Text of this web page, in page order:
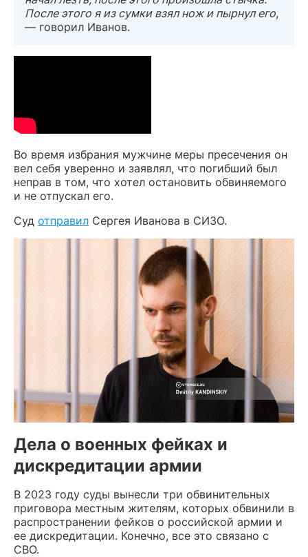
После этого я из сумки взял нож и пырнул его,
— говорил Иванов.
Во время избрания мужчине меры пресечения он
вел себя уверенно и заявлял, что погибший был
неправ в том, что хотел остановить обвиняемого
и не отпускал его.
Суд отправил Сергея Иванова в СИЗО.
Дела о военных фейках и
дискредитации армии
В 2023 году суды вынесли три обвинительных
приговора местным жителям, которых обвинили в
распространении фейков о российской армии и
ее дискредитации. Конечно, все это связано с
СВО.